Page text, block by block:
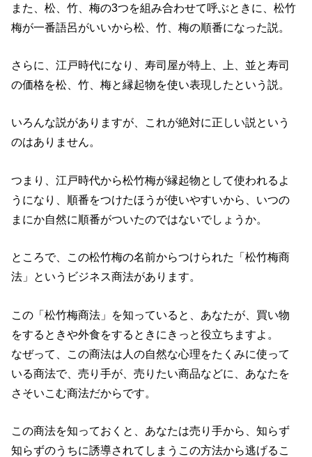
また、松、竹、梅の3つを組み合わせて呼ぶときに、松竹
梅が一番語呂がいいから松、竹、梅の順番になった説。
さらに、江戸時代になり、寿司屋が特上、上、並と寿司
の価格を松、竹、梅と縁起物を使い表現したという説。
いろんな説がありますが、これが絶対に正しい説という
のはありません。
つまり、江戸時代から松竹梅が縁起物として使われるよ
うになり、順番をつけたほうが使いやすいから、いつの
まにか自然に順番がついたのではないでしょうか。
ところで、この松竹梅の名前からつけられた「松竹梅商
法」というビジネス商法があります。
この「松竹梅商法」を知っていると、あなたが、買い物
をするときや外食をするときにきっと役立ちますよ。
なぜって、この商法は人の自然な心理をたくみに使って
いる商法で、売り手が、売りたい商品などに、あなたを
さそいこむ商法だからです。
この商法を知っておくと、あなたは売り手から、知らず
知らずのうちに誘導されてしまうこの方法から逃げるこ